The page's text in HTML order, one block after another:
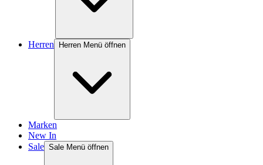
Herren Herren Menü öffnen
Marken
New In
Sale Sale Menü öffnen